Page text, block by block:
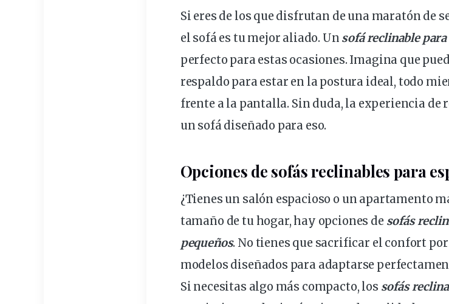
Si eres de los que disfrutan de una maratón de
el sofá es tu mejor aliado. Un sofá reclinable
perfecto para estas ocasiones. Imagina que
respaldo para estar en la postura ideal, todo
frente a la pantalla. Sin duda, la experiencia de
un sofá diseñado para eso.
Opciones de sofás reclinables para
¿Tienes un salón espacioso o un apartamento
tamaño de tu hogar, hay opciones de sofás
pequeños. No tienes que sacrificar el confort
modelos diseñados para adaptarse
Si necesitas algo más compacto, los sofás